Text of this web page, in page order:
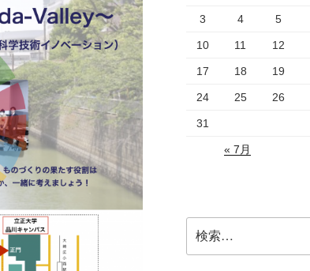
3 4 5
10 11 12
17 18 19
24 25 26
31
« 7月
索: